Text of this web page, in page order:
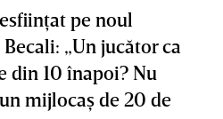
pe noul
„Un jucător ca
din 10 înapoi? Nu
mijlocaş de 20 de